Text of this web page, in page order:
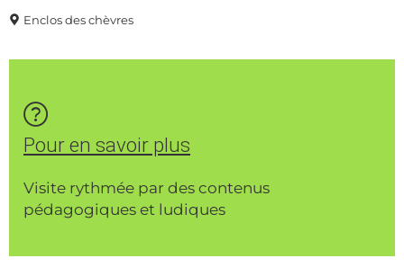
Enclos des chèvres
Pour en savoir plus
Visite rythmée par des contenus
pédagogiques et ludiques